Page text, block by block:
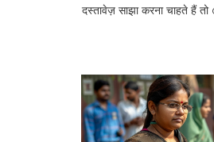
दस्तावेज़ साझा करना चाहते हैं तो